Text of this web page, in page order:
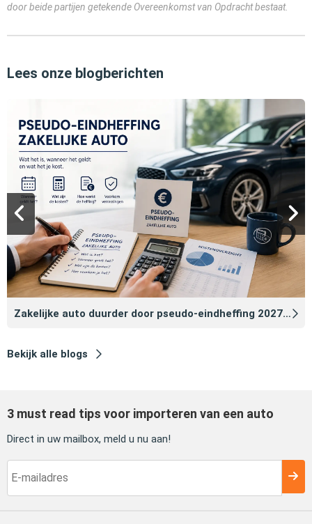
door beide partijen getekende Overeenkomst van Opdracht bestaat.
Lees onze blogberichten
Zakelijke auto duurder door pseudo‑eindheffing 2027: zo voorkomt u dat
Bekijk alle blogs
3 must read tips voor importeren van een auto
Direct in uw mailbox, meld u nu aan!